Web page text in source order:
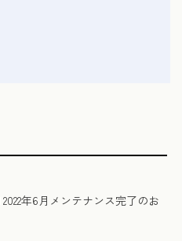
年6月メンテナンス完了のお